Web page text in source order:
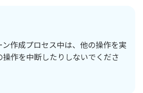
作成プロセス中は、他の操作を実
作を中断したりしないでくださ